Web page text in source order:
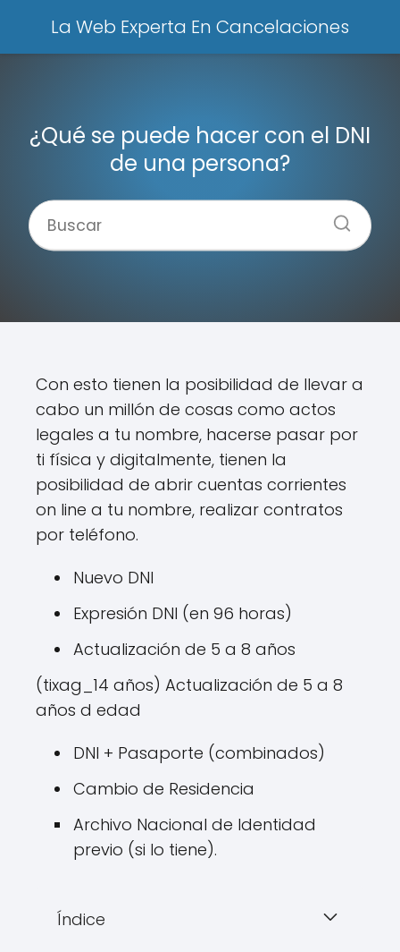
La Web Experta En Cancelaciones
¿Qué se puede hacer con el DNI
de una persona?
Con esto tienen la posibilidad de llevar a
cabo un millón de cosas como actos
legales a tu nombre, hacerse pasar por
ti física y digitalmente, tienen la
posibilidad de abrir cuentas corrientes
on line a tu nombre, realizar contratos
por teléfono.
Nuevo DNI
Expresión DNI (en 96 horas)
Actualización de 5 a 8 años
(tixag_14 años) Actualización de 5 a 8
años d edad
DNI + Pasaporte (combinados)
Cambio de Residencia
Archivo Nacional de Identidad
previo (si lo tiene).
Índice